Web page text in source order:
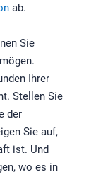
ab.
Sie
Ihrer
Stellen Sie
der
Sie auf,
ist. Und
wo es in